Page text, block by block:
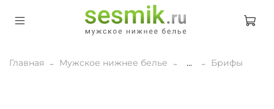
Главная Мужское нижнее белье ... Брифы